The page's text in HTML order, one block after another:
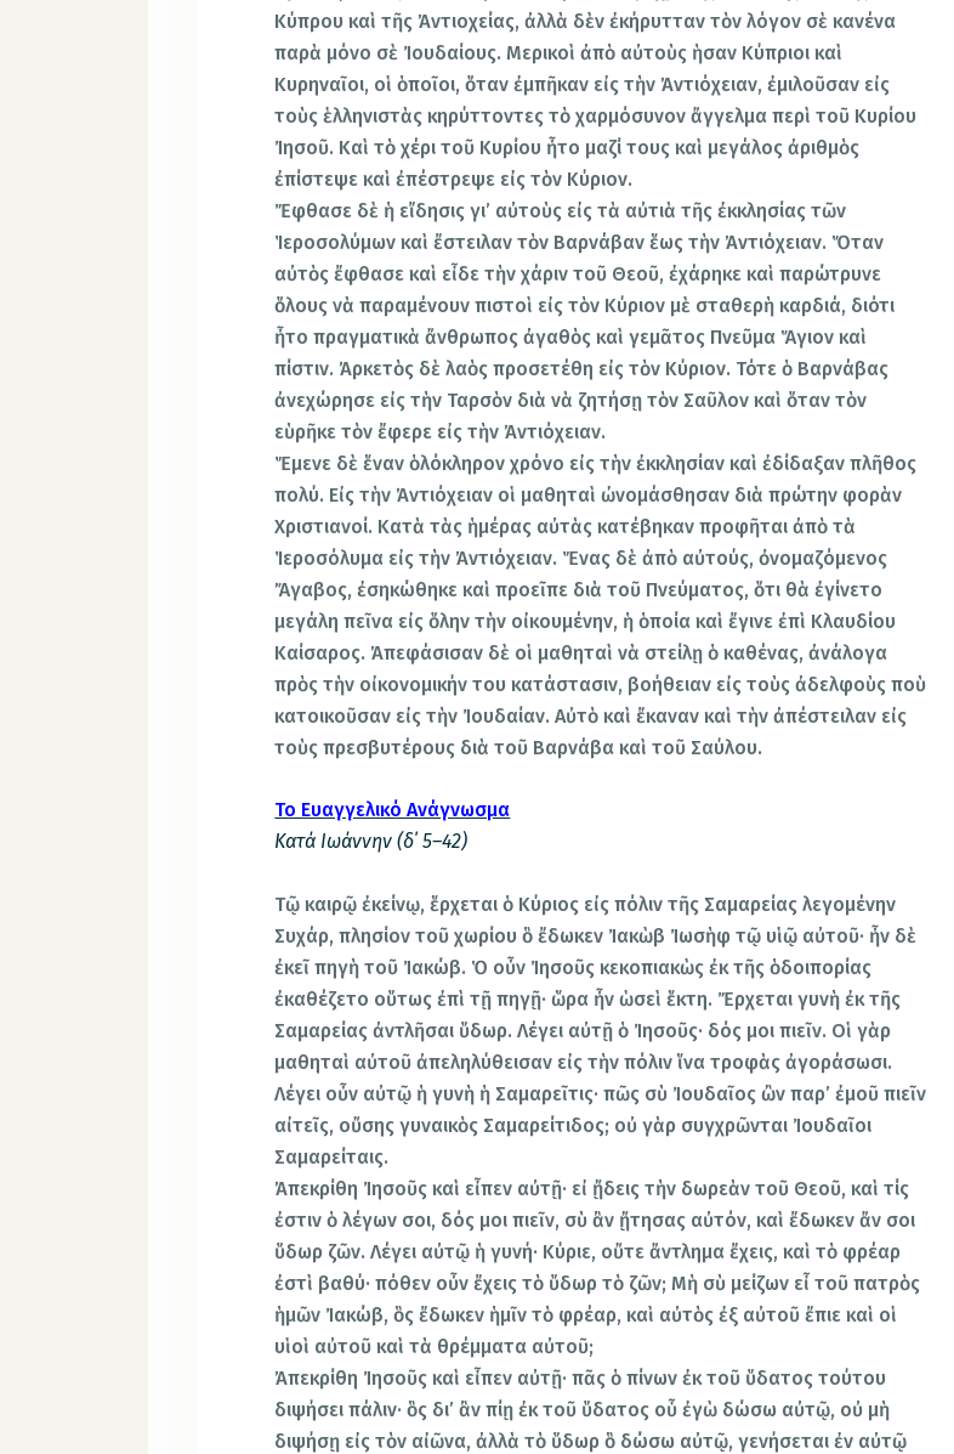
Κύπρου καὶ τῆς Ἀντιοχείας, ἀλλὰ δὲν ἐκήρυτταν τὸν λόγον σὲ κανένα
παρὰ μόνο σὲ Ἰουδαίους. Μερικοὶ ἀπὸ αὐτοὺς ὴσαν Κύπριοι καὶ
Κυρηναῖοι, οἱ ὁποῖοι, ὅταν ἐμπῆκαν εἰς τὴν Ἀντιόχειαν, ἐμιλοῦσαν εἰς
τοὺς ἑλληνιστὰς κηρύττοντες τὸ χαρμόσυνον ἄγγελμα περὶ τοῦ Κυρίου
Ἰησοῦ. Καὶ τὸ χέρι τοῦ Κυρίου ἦτο μαζί τους καὶ μεγάλος ἀριθμὸς
ἐπίστεψε καὶ ἐπέστρεψε εἰς τὸν Κύριον.
Ἔφθασε δὲ ἡ εἴδησις γι’ αὐτοὺς εἰς τὰ αὐτιὰ τῆς ἐκκλησίας τῶν
Ἱεροσολύμων καὶ ἔστειλαν τὸν Βαρνάβαν ἕως τὴν Ἀντιόχειαν. Ὅταν
αὐτὸς ἔφθασε καὶ εἶδε τὴν χάριν τοῦ Θεοῦ, ἐχάρηκε καὶ παρώτρυνε
ὅλους νὰ παραμένουν πιστοὶ εἰς τὸν Κύριον μὲ σταθερὴ καρδιά, διότι
ἦτο πραγματικὰ ἄνθρωπος ἀγαθὸς καὶ γεμᾶτος Πνεῦμα Ἅγιον καὶ
πίστιν. Ἀρκετὸς δὲ λαὸς προσετέθη εἰς τὸν Κύριον. Τότε ὁ Βαρνάβας
ἀνεχώρησε εἰς τὴν Ταρσὸν διὰ νὰ ζητήσῃ τὸν Σαῦλον καὶ ὅταν τὸν
εὑρῆκε τὸν ἔφερε εἰς τὴν Ἀντιόχειαν.
Ἕμενε δὲ ἕναν ὁλόκληρον χρόνο εἰς τὴν ἐκκλησίαν καὶ ἐδίδαξαν πλῆθος
πολύ. Εἰς τὴν Ἀντιόχειαν οἱ μαθηταὶ ὠνομάσθησαν διὰ πρώτην φορὰν
Χριστιανοί. Κατὰ τὰς ἡμέρας αὐτὰς κατέβηκαν προφῆται ἀπὸ τὰ
Ἱεροσόλυμα εἰς τὴν Ἀντιόχειαν. Ἕνας δὲ ἀπὸ αὐτούς, ὀνομαζόμενος
Ἄγαβος, ἐσηκώθηκε καὶ προεῖπε διὰ τοῦ Πνεύματος, ὅτι θὰ ἐγίνετο
μεγάλη πεῖνα εἰς ὅλην τὴν οἰκουμένην, ἡ ὁποία καὶ ἔγινε ἐπὶ Κλαυδίου
Καίσαρος. Ἀπεφάσισαν δὲ οἱ μαθηταὶ νὰ στείλῃ ὁ καθένας, ἀνάλογα
πρὸς τὴν οἰκονομικήν του κατάστασιν, βοήθειαν εἰς τοὺς ἀδελφοὺς ποὺ
κατοικοῦσαν εἰς τὴν Ἰουδαίαν. Αὐτὸ καὶ ἔκαναν καὶ τὴν ἀπέστειλαν εἰς
τοὺς πρεσβυτέρους διὰ τοῦ Βαρνάβα καὶ τοῦ Σαύλου.
Το Ευαγγελικό Ανάγνωσμα
Κατά Ιωάννην (δ΄ 5–42)
Τῷ καιρῷ ἐκείνῳ, ἕρχεται ὁ Κύριος εἰς πόλιν τῆς Σαμαρείας λεγομένην
Συχάρ, πλησίον τοῦ χωρίου ὃ ἔδωκεν Ἰακὼβ Ἰωσὴφ τῷ υἱῷ αὐτοῦ· ἦν δὲ
ἐκεῖ πηγὴ τοῦ Ἰακώβ. Ὁ οὖν Ἰησοῦς κεκοπιακὼς ἐκ τῆς ὁδοιπορίας
ἐκαθέζετο οὕτως ἐπὶ τῇ πηγῇ· ὥρα ἦν ὡσεὶ ἕκτη. Ἔρχεται γυνὴ ἐκ τῆς
Σαμαρείας ἀντλῆσαι ὕδωρ. Λέγει αὐτῇ ὁ Ἰησοῦς· δός μοι πιεῖν. Οἱ γὰρ
μαθηταὶ αὐτοῦ ἀπεληλύθεισαν εἰς τὴν πόλιν ἵνα τροφὰς ἀγοράσωσι.
Λέγει οὖν αὐτῷ ἡ γυνὴ ἡ Σαμαρεῖτις· πῶς σὺ Ἰουδαῖος ὢν παρ’ ἐμοῦ πιεῖν
αἰτεῖς, οὔσης γυναικὸς Σαμαρείτιδος; οὐ γὰρ συγχρῶνται Ἰουδαῖοι
Σαμαρείταις.
Ἀπεκρίθη Ἰησοῦς καὶ εἶπεν αὐτῇ· εἰ ᾔδεις τὴν δωρεὰν τοῦ Θεοῦ, καὶ τίς
ἐστιν ὁ λέγων σοι, δός μοι πιεῖν, σὺ ἂν ᾔτησας αὐτόν, καὶ ἔδωκεν ἄν σοι
ὕδωρ ζῶν. Λέγει αὐτῷ ἡ γυνή· Κύριε, οὔτε ἄντλημα ἔχεις, καὶ τὸ φρέαρ
ἐστὶ βαθύ· πόθεν οὖν ἔχεις τὸ ὕδωρ τὸ ζῶν; Μὴ σὺ μείζων εἶ τοῦ πατρὸς
ἡμῶν Ἰακώβ, ὃς ἔδωκεν ἡμῖν τὸ φρέαρ, καὶ αὐτὸς ἐξ αὐτοῦ ἔπιε καὶ οἱ
υἱοὶ αὐτοῦ καὶ τὰ θρέμματα αὐτοῦ;
Ἀπεκρίθη Ἰησοῦς καὶ εἶπεν αὐτῇ· πᾶς ὁ πίνων ἐκ τοῦ ὕδατος τούτου
διψήσει πάλιν· ὃς δι’ ἂν πίῃ ἐκ τοῦ ὕδατος οὗ ἐγὼ δώσω αὐτῷ, οὐ μὴ
διψήσῃ εἰς τὸν αἰῶνα, ἀλλὰ τὸ ὕδωρ ὃ δώσω αὐτῷ, γενήσεται ἐν αὐτῷ